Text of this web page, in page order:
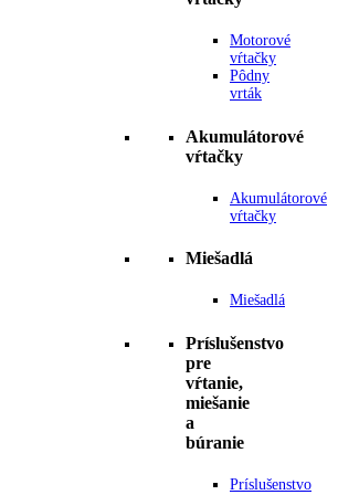
Motorové
vŕtačky
Pôdny
vrták
Akumulátorové
vŕtačky
Akumulátorové
vŕtačky
Miešadlá
Miešadlá
Príslušenstvo
pre
vŕtanie,
miešanie
a
búranie
Príslušenstvo